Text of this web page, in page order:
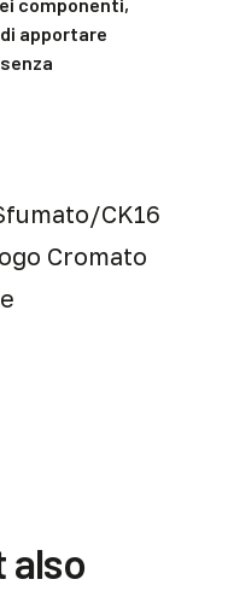
apportare
CK16
Cromato
also